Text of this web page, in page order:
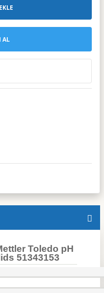
AL
Toledo pH
51343153